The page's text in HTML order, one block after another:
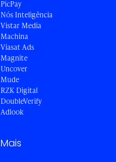
PicPay
Nós Inteligência
Vistar Media
Machina
Viasat Ads
Magnite
Uncover
Mude
RZK Digital
DoubleVerify
Adlook
Mais